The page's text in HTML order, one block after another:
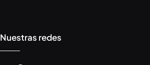
Nuestras redes